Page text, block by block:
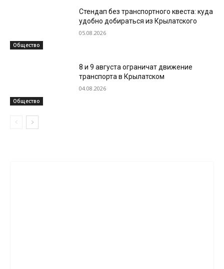
Общество
Стендап без транспортного квеста: куда
удобно добираться из Крылатского
05.08.2026
Общество
8 и 9 августа ограничат движение
транспорта в Крылатском
04.08.2026